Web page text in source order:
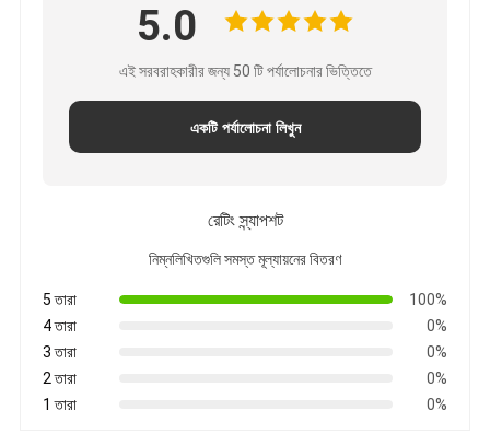
5.0
এই সরবরাহকারীর জন্য 50 টি পর্যালোচনার ভিত্তিতে
একটি পর্যালোচনা লিখুন
রেটিং স্ন্যাপশট
নিম্নলিখিতগুলি সমস্ত মূল্যায়নের বিতরণ
5 তারা
100%
4 তারা
0%
3 তারা
0%
2 তারা
0%
1 তারা
0%